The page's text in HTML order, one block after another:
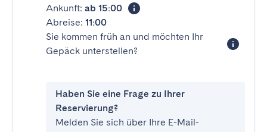
Ankunft: ab 15:00
Abreise: 11:00
Sie kommen früh an und möchten Ihr
Gepäck unterstellen?
Haben Sie eine Frage zu Ihrer
Reservierung?
Melden Sie sich über Ihre E-Mail-